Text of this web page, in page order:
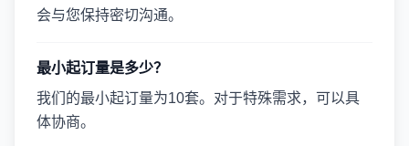
会与您保持密切沟通。
最小起订量是多少？
我们的最小起订量为10套。对于特殊需求，可以具
体协商。